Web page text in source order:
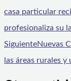
casa particular
profesionaliza su
SiguienteNuevas
las áreas rurales y